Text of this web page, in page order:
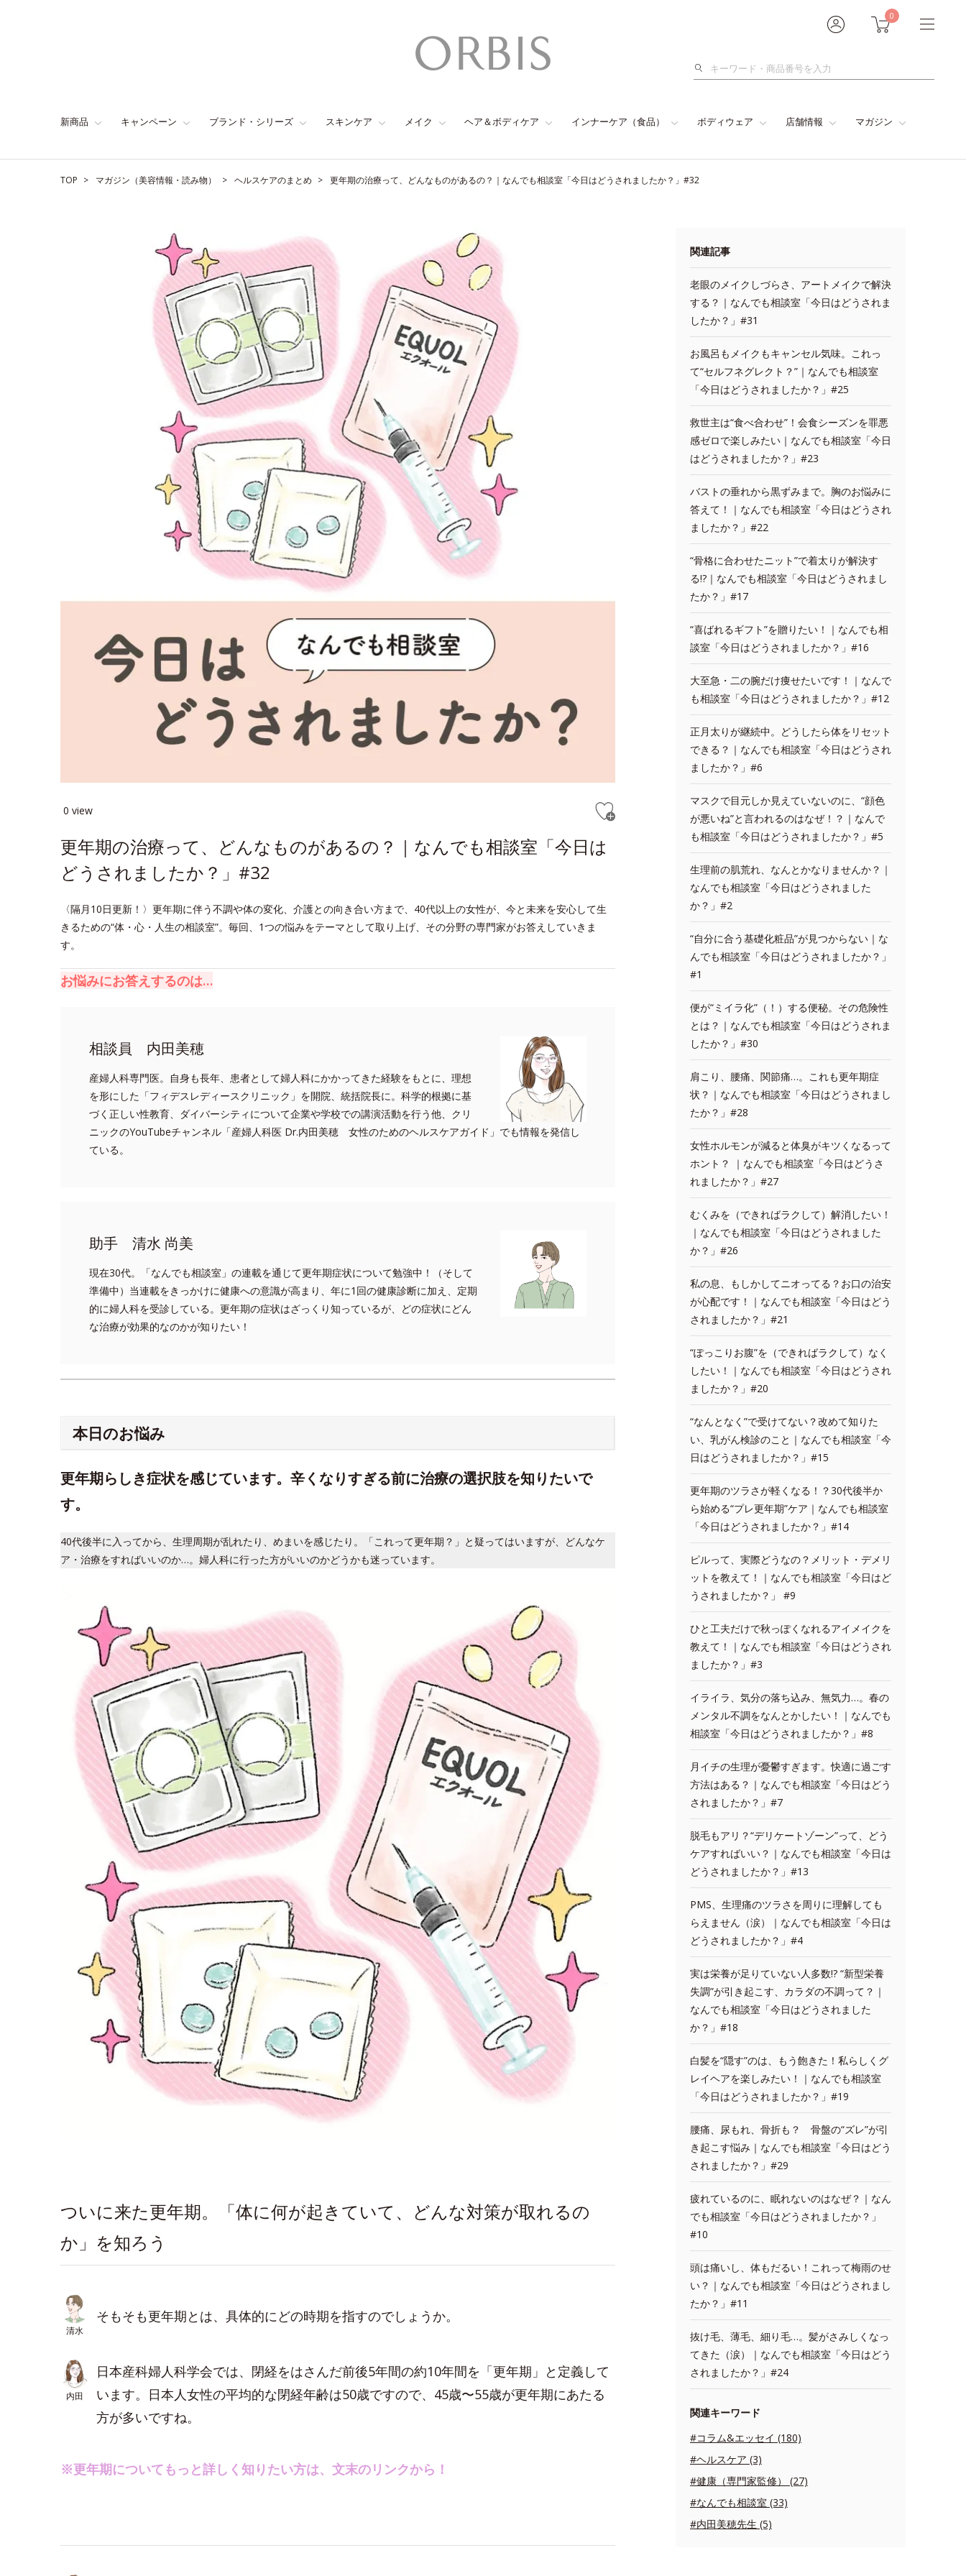
0
検
新商品 キャンペーン ブランド・シリーズ スキンケア メイク ヘア＆ボディケア インナーケア（食品） ボディウェア 店舗情報 マガジン
TOP マガジン（美容情報・読み物） ヘルスケアのまとめ 更年期の治療って、どんなものがあるの？｜なんでも相談室「今日はどうされましたか？」#32
0 view
更年期の治療って、どんなものがあるの？｜なんでも相談室「今日は
どうされましたか？」#32
〈隔月10日更新！〉更年期に伴う不調や体の変化、介護との向き合い方まで、40代以上の女性が、今と未来を安心して生
きるための“体・心・人生の相談室”。毎回、1つの悩みをテーマとして取り上げ、その分野の専門家がお答えしていきま
す。
お悩みにお答えするのは…
相談員 内田美穂
産婦人科専門医。自身も長年、患者として婦人科にかかってきた経験をもとに、理想
を形にした「フィデスレディースクリニック」を開院、統括院長に。科学的根拠に基
づく正しい性教育、ダイバーシティについて企業や学校での講演活動を行う他、クリ
ニックのYouTubeチャンネル「産婦人科医 Dr.内田美穂 女性のためのヘルスケアガイド」でも情報を発信し
ている。
助手 清水 尚美
現在30代。「なんでも相談室」の連載を通じて更年期症状について勉強中！（そして
準備中）当連載をきっかけに健康への意識が高まり、年に1回の健康診断に加え、定期
的に婦人科を受診している。更年期の症状はざっくり知っているが、どの症状にどん
な治療が効果的なのかが知りたい！
本日のお悩み
更年期らしき症状を感じています。辛くなりすぎる前に治療の選択肢を知りたいで
す。
40代後半に入ってから、生理周期が乱れたり、めまいを感じたり。「これって更年期？」と疑ってはいますが、どんなケ
ア・治療をすればいいのか…。婦人科に行った方がいいのかどうかも迷っています。
ついに来た更年期。「体に何が起きていて、どんな対策が取れるの
か」を知ろう
清水
そもそも更年期とは、具体的にどの時期を指すのでしょうか。
内田
日本産科婦人科学会では、閉経をはさんだ前後5年間の約10年間を「更年期」と定義して
います。日本人女性の平均的な閉経年齢は50歳ですので、45歳〜55歳が更年期にあたる
方が多いですね。
※更年期についてもっと詳しく知りたい方は、文末のリンクから！
関連記事
老眼のメイクしづらさ、アートメイクで解決
する？｜なんでも相談室「今日はどうされま
したか？」#31
お風呂もメイクもキャンセル気味。これっ
て“セルフネグレクト？”｜なんでも相談室
「今日はどうされましたか？」#25
救世主は“食べ合わせ”！会食シーズンを罪悪
感ゼロで楽しみたい｜なんでも相談室「今日
はどうされましたか？」#23
バストの垂れから黒ずみまで。胸のお悩みに
答えて！｜なんでも相談室「今日はどうされ
ましたか？」#22
“骨格に合わせたニット”で着太りが解決す
る!?｜なんでも相談室「今日はどうされまし
たか？」#17
“喜ばれるギフト”を贈りたい！｜なんでも相
談室「今日はどうされましたか？」#16
大至急・二の腕だけ痩せたいです！｜なんで
も相談室「今日はどうされましたか？」#12
正月太りが継続中。どうしたら体をリセット
できる？｜なんでも相談室「今日はどうされ
ましたか？」#6
マスクで目元しか見えていないのに、“顔色
が悪いね”と言われるのはなぜ！？｜なんで
も相談室「今日はどうされましたか？」#5
生理前の肌荒れ、なんとかなりませんか？｜
なんでも相談室「今日はどうされました
か？」#2
“自分に合う基礎化粧品”が見つからない｜な
んでも相談室「今日はどうされましたか？」
#1
便が“ミイラ化”（！）する便秘。その危険性
とは？｜なんでも相談室「今日はどうされま
したか？」#30
肩こり、腰痛、関節痛…。これも更年期症
状？｜なんでも相談室「今日はどうされまし
たか？」#28
女性ホルモンが減ると体臭がキツくなるって
ホント？ ｜なんでも相談室「今日はどうさ
れましたか？」#27
むくみを（できればラクして）解消したい！
｜なんでも相談室「今日はどうされました
か？」#26
私の息、もしかしてニオってる？お口の治安
が心配です！｜なんでも相談室「今日はどう
されましたか？」#21
“ぽっこりお腹”を（できればラクして）なく
したい！｜なんでも相談室「今日はどうされ
ましたか？」#20
“なんとなく”で受けてない？改めて知りた
い、乳がん検診のこと｜なんでも相談室「今
日はどうされましたか？」#15
更年期のツラさが軽くなる！？30代後半か
ら始める“プレ更年期”ケア｜なんでも相談室
「今日はどうされましたか？」#14
ピルって、実際どうなの？メリット・デメリ
ットを教えて！｜なんでも相談室「今日はど
うされましたか？」 #9
ひと工夫だけで秋っぽくなれるアイメイクを
教えて！｜なんでも相談室「今日はどうされ
ましたか？」#3
イライラ、気分の落ち込み、無気力…。春の
メンタル不調をなんとかしたい！｜なんでも
相談室「今日はどうされましたか？」#8
月イチの生理が憂鬱すぎます。快適に過ごす
方法はある？｜なんでも相談室「今日はどう
されましたか？」#7
脱毛もアリ？“デリケートゾーン”って、どう
ケアすればいい？｜なんでも相談室「今日は
どうされましたか？」#13
PMS、生理痛のツラさを周りに理解しても
らえません（涙）｜なんでも相談室「今日は
どうされましたか？」#4
実は栄養が足りていない人多数!? “新型栄養
失調”が引き起こす、カラダの不調って？｜
なんでも相談室「今日はどうされました
か？」#18
白髪を“隠す”のは、もう飽きた！私らしくグ
レイヘアを楽しみたい！｜なんでも相談室
「今日はどうされましたか？」#19
腰痛、尿もれ、骨折も？ 骨盤の“ズレ”が引
き起こす悩み｜なんでも相談室「今日はどう
されましたか？」#29
疲れているのに、眠れないのはなぜ？｜なん
でも相談室「今日はどうされましたか？」
#10
頭は痛いし、体もだるい！これって梅雨のせ
い？｜なんでも相談室「今日はどうされまし
たか？」#11
抜け毛、薄毛、細り毛…。髪がさみしくなっ
てきた（涙）｜なんでも相談室「今日はどう
されましたか？」#24
関連キーワード
#コラム&エッセイ (180)
#ヘルスケア (3)
#健康（専門家監修） (27)
#なんでも相談室 (33)
#内田美穂先生 (5)